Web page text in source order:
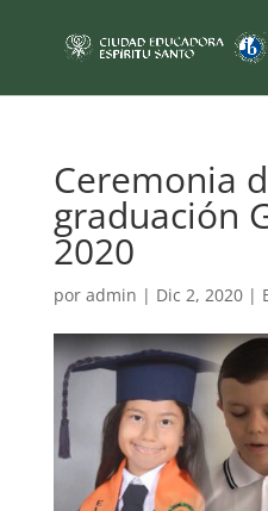
Ceremonia
graduación
2020
por admin | Dic 2, 2020|